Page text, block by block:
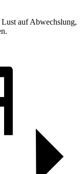
auf Abwechslung,